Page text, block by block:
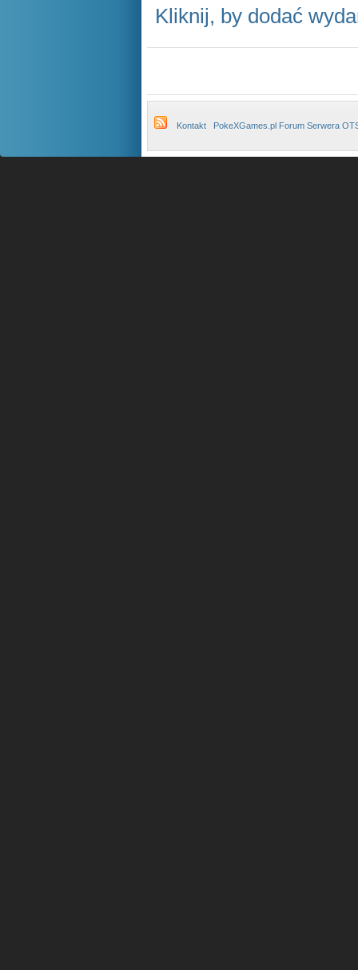
Kliknij, by dodać
Kontakt PokeXGames.pl Forum Serwera